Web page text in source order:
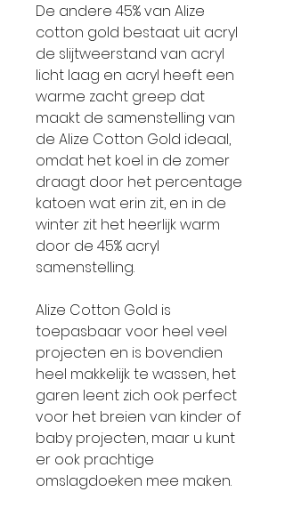
De andere 45% van Alize
cotton gold bestaat uit acryl
de slijtweerstand van acryl
licht laag en acryl heeft een
warme zacht greep dat
maakt de samenstelling van
de Alize Cotton Gold ideaal,
omdat het koel in de zomer
draagt door het percentage
katoen wat erin zit, en in de
winter zit het heerlijk warm
door de 45% acryl
samenstelling.
Alize Cotton Gold is
toepasbaar voor heel veel
projecten en is bovendien
heel makkelijk te wassen, het
garen leent zich ook perfect
voor het breien van kinder of
baby projecten, maar u kunt
er ook prachtige
omslagdoeken mee maken.